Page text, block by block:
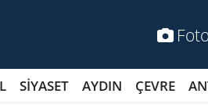
SİYASET AYDIN ÇEVRE